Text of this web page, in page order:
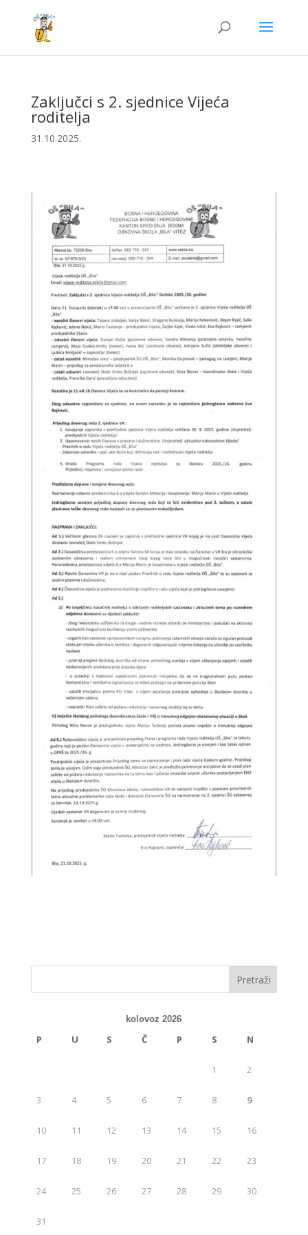
Zaključci s 2. sjednice Vijeća
roditelja
31.10.2025.
kolovoz 2026
P U S Č P S N
1 2
3 4 5 6 7 8 9
10 11 12 13 14 15 16
17 18 19 20 21 22 23
24 25 26 27 28 29 30
31